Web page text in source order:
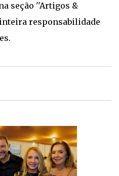
seção ''Artigos &
responsabilidade